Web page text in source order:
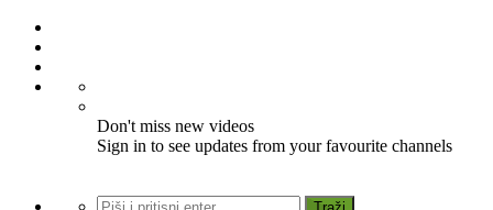
Don't miss new videos
Sign in to see updates from your favourite channels